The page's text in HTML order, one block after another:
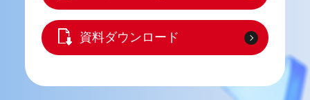
資料ダウンロード